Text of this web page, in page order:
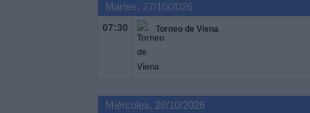
Martes, 27/10/2026
07:30 Torneo de Viena
Miércoles, 28/10/2026